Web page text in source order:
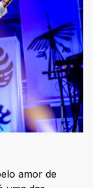
amor de